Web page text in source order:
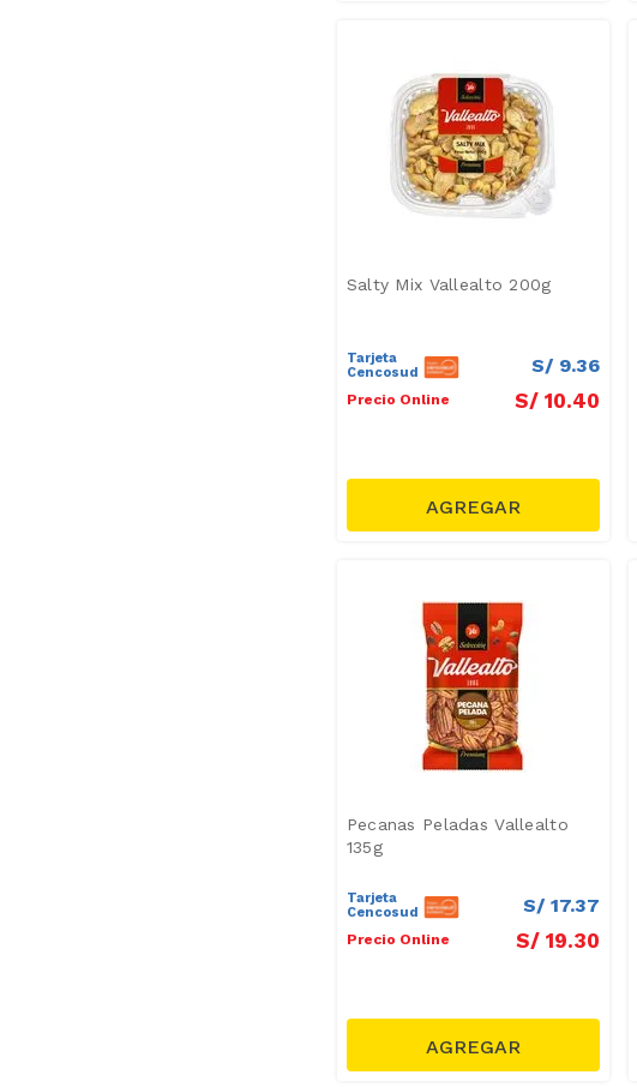
Salty Mix Vallealto 200g
Tarjeta
Cencosud
S/ 9.36
Precio Online S/ 10.40
Pecanas Peladas Vallealto
135g
Tarjeta
Cencosud
S/ 17.37
Precio Online S/ 19.30